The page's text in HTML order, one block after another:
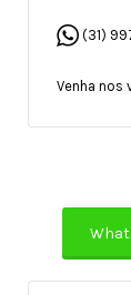
(31)
Venha nos